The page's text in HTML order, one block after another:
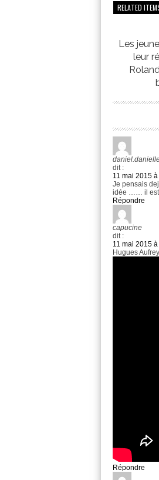
RELATED
Les
leur
dit :
11 mai 2015
Je pensais
idée …… il est
Répondre
capucine
dit :
11 mai 2015
Hugues
Répondre